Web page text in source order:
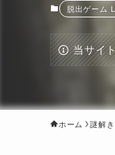
脱出ゲーム
当サイ
ホーム 謎解